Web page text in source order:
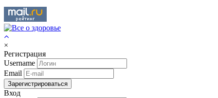
×
Регистрация
Username
Email
Зарегистрироваться
Вход